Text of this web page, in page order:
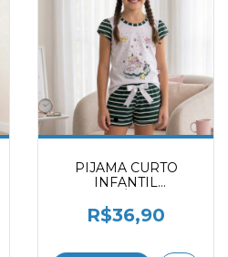
PIJAMA CURTO
INFANTIL
R$36,90